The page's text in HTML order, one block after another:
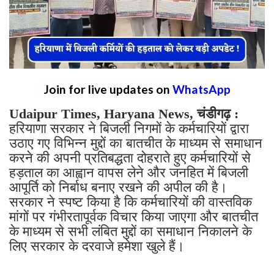
Join for live updates on WhatsApp
Udaipur Times, Haryana News, चंडीगढ़ :
हरियाणा सरकार ने बिजली निगमों के कर्मचारियों द्वारा
उठाए गए विभिन्न मुद्दों का बातचीत के माध्यम से समाधान
करने की अपनी प्रतिबद्धता दोहराते हुए कर्मचारियों से
हड़ताल का आह्वान वापस लेने और जनहित में बिजली
आपूर्ति को निर्बाध बनाए रखने की अपील की है।
सरकार ने स्पष्ट किया है कि कर्मचारियों की वास्तविक
मांगों पर गंभीरतापूर्वक विचार किया जाएगा और बातचीत
के माध्यम से सभी लंबित मुद्दों का समाधान निकालने के
लिए सरकार के दरवाजे हमेशा खुले हैं।